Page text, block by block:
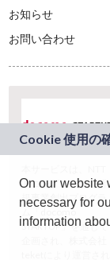
お知らせ
お問い合わせ
ドコモグループの新
規事業創出プログラ
ム「docomo
STARTUP」を通じて
On our website
necessary for
information